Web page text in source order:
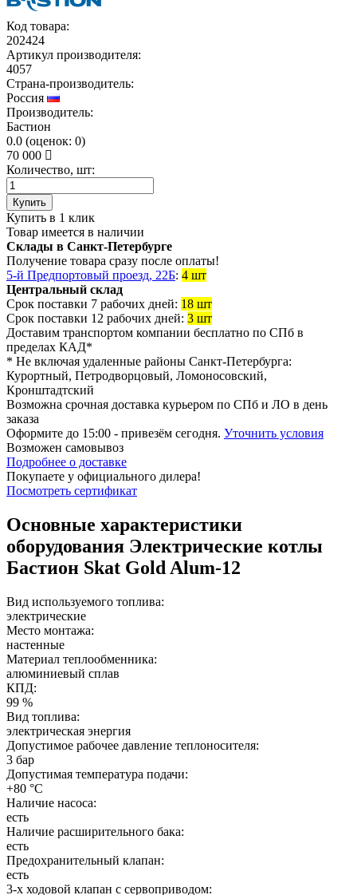
Код товара:
202424
Артикул производителя:
4057
Страна-производитель:
Россия
Производитель:
Бастион
0.0 (оценок: 0)
70 000
Количество, шт:
Купить
Купить в 1 клик
Товар имеется в наличии
Склады в Санкт-Петербурге
Получение товара сразу после оплаты!
5-й Предпортовый проезд, 22Б: 4 шт
Центральный склад
Срок поставки 7 рабочих дней: 18 шт
Срок поставки 12 рабочих дней: 3 шт
Доставим транспортом компании бесплатно по СПб в
пределах КАД*
* Не включая удаленные районы Санкт-Петербурга:
Курортный, Петродворцовый, Ломоносовский,
Кронштадтский
Возможна срочная доставка курьером по СПб и ЛО в день
заказа
Оформите до 15:00 - привезём сегодня. Уточнить условия
Возможен самовывоз
Подробнее о доставке
Покупаете у официального дилера!
Посмотреть сертификат
Основные характеристики
оборудования Электрические котлы
Бастион Skat Gold Alum-12
Вид используемого топлива:
электрические
Место монтажа:
настенные
Материал теплообменника:
алюминиевый сплав
КПД:
99 %
Вид топлива:
электрическая энергия
Допустимое рабочее давление теплоносителя:
3 бар
Допустимая температура подачи:
+80 °C
Наличие насоса:
есть
Наличие расширительного бака:
есть
Предохранительный клапан:
есть
3-х ходовой клапан с сервоприводом: